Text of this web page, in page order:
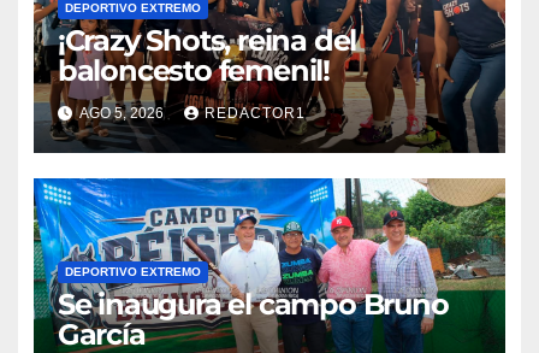
DEPORTIVO EXTREMO
¡Crazy Shots, reina del
baloncesto femenil!
AGO 5, 2026 REDACTOR1
DEPORTIVO EXTREMO
Se inaugura el campo Bruno
García